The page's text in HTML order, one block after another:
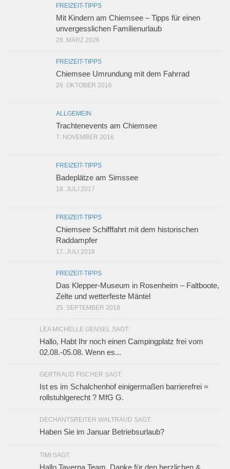
FREIZEIT-TIPPS
Mit Kindern am Chiemsee – Tipps für einen
unvergesslichen Familienurlaub
28. MÄRZ 2026
FREIZEIT-TIPPS
Chiemsee Umrundung mit dem Fahrrad
26. OKTOBER 2016
ALLGEMEIN
Trachtenevents am Chiemsee
7. NOVEMBER 2016
FREIZEIT-TIPPS
Badeplätze am Simssee
18. JULI 2017
FREIZEIT-TIPPS
Chiemsee Schifffahrt mit dem historischen
Raddampfer
17. JULI 2018
FREIZEIT-TIPPS
Das Klepper-Museum in Rosenheim – Faltboote,
Zelte und wetterfeste Mäntel
25. SEPTEMBER 2018
LEA MICHELLE GENSEL SAGT:
Hallo, Habt Ihr noch einen Campingplatz frei vom
02.08.-05.08. Wenn es...
GERTRAUD FISCHER SAGT:
Ist es im Schalchenhof einigermaßen barrierefrei =
rollstuhlgerecht ? MfG G.
DECHANTSREITER WALTRAUD SAGT:
Haben Sie im Januar Betriebsurlaub?
TIMI SAGT: